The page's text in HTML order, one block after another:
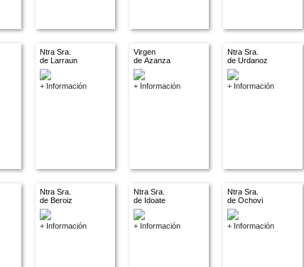
Ntra Sra.
de Larraun
+ Información
Virgen
de Azanza
+ Información
Ntra Sra.
de Urdanoz
+ Información
Ntra Sra.
de Beroiz
+ Información
Ntra Sra.
de Idoate
+ Información
Ntra Sra.
de Ochovi
+ Información